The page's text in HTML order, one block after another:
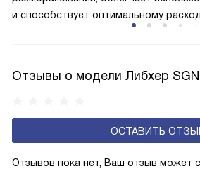
и способствует оптимальному
камеры.
Отзывы о модели Либхер
ОСТАВИТЬ
Отзывов пока нет, Ваш отзыв может